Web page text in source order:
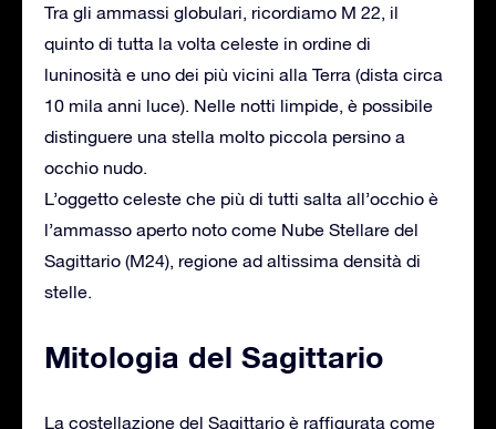
Tra gli ammassi globulari, ricordiamo M 22, il
quinto di tutta la volta celeste in ordine di
luninosità e uno dei più vicini alla Terra (dista circa
10 mila anni luce). Nelle notti limpide, è possibile
distinguere una stella molto piccola persino a
occhio nudo.
L’oggetto celeste che più di tutti salta all’occhio è
l’ammasso aperto noto come Nube Stellare del
Sagittario (M24), regione ad altissima densità di
stelle.
Mitologia del Sagittario
La costellazione del Sagittario è raffigurata come